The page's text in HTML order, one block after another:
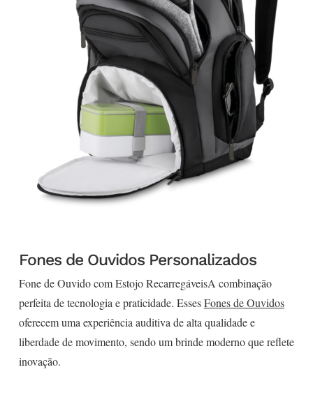
Fones de Ouvidos Personalizados
Fone de Ouvido com Estojo RecarregáveisA combinação
perfeita de tecnologia e praticidade. EssesFones de Ouvidos
oferecem uma experiência auditiva de alta qualidade e
liberdade de movimento, sendo um brinde moderno que reflete
inovação.